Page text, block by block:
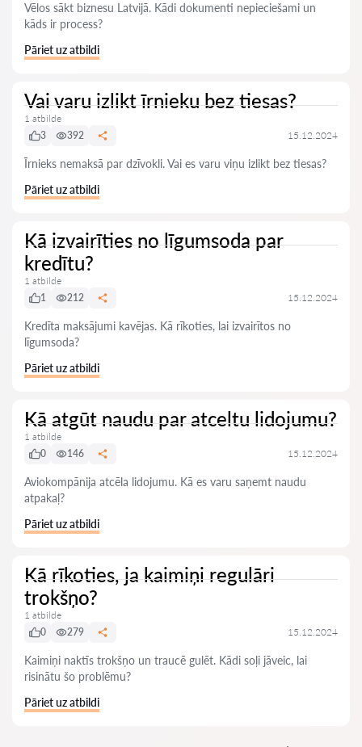
Vēlos sākt biznesu Latvijā. Kādi dokumenti nepieciešami un
kāds ir process?
Pāriet uz atbildi
Vai varu izlikt īrnieku bez tiesas?
1 atbilde
3
392 15.12.2024
Īrnieks nemaksā par dzīvokli. Vai es varu viņu izlikt bez tiesas?
Pāriet uz atbildi
Kā izvairīties no līgumsoda par
kredītu?
1 atbilde
1
212 15.12.2024
Kredīta maksājumi kavējas. Kā rīkoties, lai izvairītos no
līgumsoda?
Pāriet uz atbildi
Kā atgūt naudu par atceltu lidojumu?
1 atbilde
0
146 15.12.2024
Aviokompānija atcēla lidojumu. Kā es varu saņemt naudu
atpakaļ?
Pāriet uz atbildi
Kā rīkoties, ja kaimiņi regulāri
trokšņo?
1 atbilde
0
279 15.12.2024
Kaimiņi naktīs trokšņo un traucē gulēt. Kādi soļi jāveic, lai
risinātu šo problēmu?
Pāriet uz atbildi